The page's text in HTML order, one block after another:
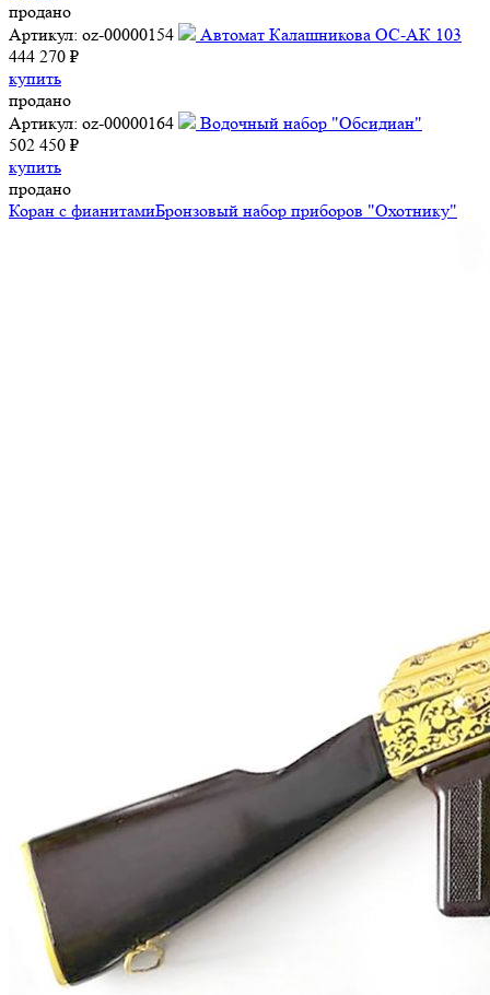
продано
Артикул: oz-00000154
Автомат Калашникова ОС-АК 103
444 270 ₽
купить
продано
Артикул: oz-00000164
Водочный набор "Обсидиан"
502 450 ₽
купить
продано
Коран с фианитамиБронзовый набор приборов "Охотнику"